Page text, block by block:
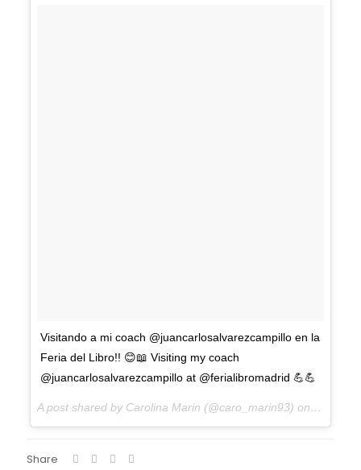
Visitando a mi coach @juancarlosalvarezcampillo en la
Feria del Libro!! 😊📖 Visiting my coach
@juancarlosalvarezcampillo at @ferialibromadrid 💪💪
A post shared by Carolina Marin (@caro_marin93) onJun 4,
Share